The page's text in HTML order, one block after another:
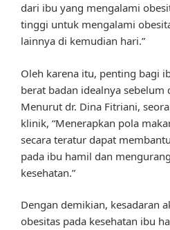
dari ibu yang mengalami
tinggi untuk mengalami
lainnya di kemudian hari.”
Oleh karena itu, penting bagi
berat badan idealnya sebelum
Menurut dr. Dina Fitriani,
klinik, “Menerapkan pola
secara teratur dapat
pada ibu hamil dan
kesehatan.”
Dengan demikian, kesadaran
obesitas pada kesehatan ibu